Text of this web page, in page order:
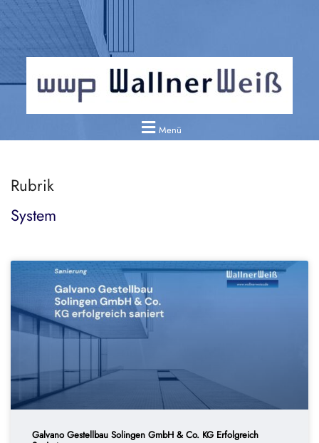
Menü
Rubrik
System
Galvano Gestellbau Solingen GmbH & Co. KG Erfolgreich